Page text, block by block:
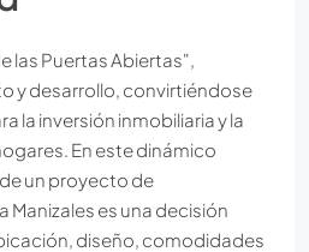
las Puertas Abiertas",
y desarrollo, convirtiéndose
la inversión inmobiliaria y la
En este dinámico
un proyecto de
es una decisión
diseño, comodidades